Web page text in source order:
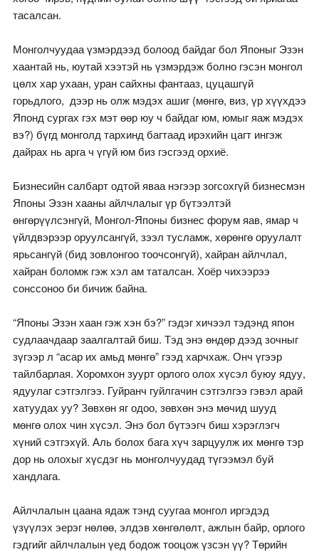
тасалсан.
Монголчуудаа үзмэрдээд болоод байдаг бол Японыг Эзэн
хаантай нь, юутай хээтэй нь үзмэрдэж болно гэсэн монгол
цөлх хар ухаан, уран сайхны фантааз, цуцашгүй
горьдлого, дээр нь олж мэдэх ашиг (мөнгө, виз, үр хүүхдээ
Японд сургах гэх мэт өөр юу ч байдаг юм, юмыг яаж мэдэх
вэ?) бүгд монголд тархинд багтаад ирэхийн цагт ингэж
дайрах нь арга ч үгүй юм биз гэсгээд орхиё.
Бизнесийн салбарт одтой яваа нэгээр зогсохгүй бизнесмэн
Японы Эзэн хааны айлчлалыг үр бүтээлтэй
өнгөрүүлсэнгүй, Монгол-Японы бизнес форум яав, ямар ч
үйлдвэрээр оруулсангүй, зээл тусламж, хөрөнгө оруулалт
ярьсангүй (бид зовлонгоо тоочсонгүй), хайран айлчлал,
хайран боломж гэж хэл ам таталсан. Хоёр чихээрээ
сонссоноо би бичиж байна.
“Японы Эзэн хаан гэж хэн бэ?” гэдэг хичээл тэдэнд япон
судлаачдаар заалгалтай биш. Тэд энэ өндөр дээд зочныг
зүгээр л “асар их амьд мөнгө” гээд харчхаж. Онч үгээр
тайлбарлая. Хоромхон зуурт орлого олох хүсэл буюу ядуу,
ядуулаг сэтгэлгээ. Гуйранч гуйлгачин сэтгэлгээ гэвэл арай
хатуудах уу? Зөвхөн яг одоо, зөвхөн энэ мөчид шууд
мөнгө олох чин хүсэл. Энэ бол бүтээгч биш хэрэглэгч
хүний сэтгэхүй. Аль болох бага хүч зарцуулж их мөнгө тэр
дор нь олохыг хүсдэг нь монголчуудад түгээмэл буй
хандлага.
Айлчлалын цаана ядаж тэнд суугаа монгол иргэдэд
үзүүлэх эерэг нөлөө, элдэв хөнгөлөлт, ажлын байр, орлого
гэдгийг айлчлалын үед бодож тооцож үзсэн үү? Төрийн